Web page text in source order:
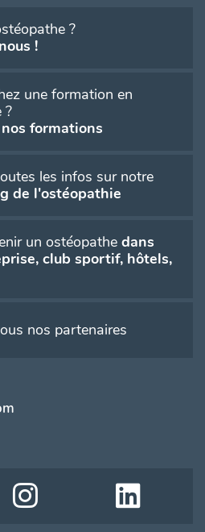
?
!
une formation en
?
formations
les infos sur notre
de l'ostéopathie
un ostéopathe dans
club sportif, hôtels,
nos partenaires